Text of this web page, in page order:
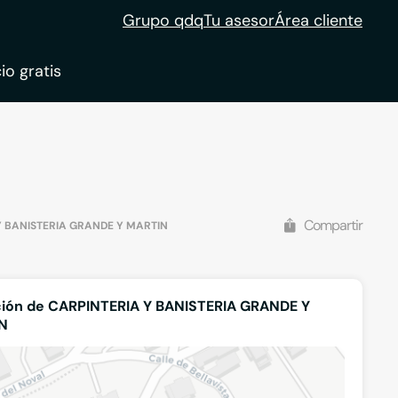
Grupo qdqTu asesorÁrea cliente
gratis
BANISTERIA GRANDE Y MARTIN Compartir
de CARPINTERIA Y BANISTERIA GRANDE Y